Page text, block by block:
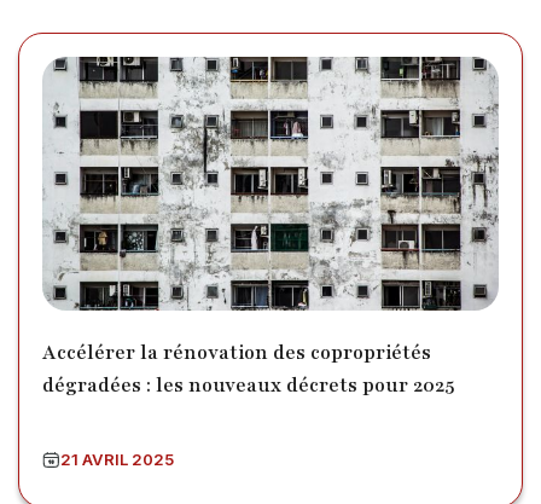
Accélérer la rénovation des copropriétés
dégradées : les nouveaux décrets pour 2025
21 AVRIL 2025